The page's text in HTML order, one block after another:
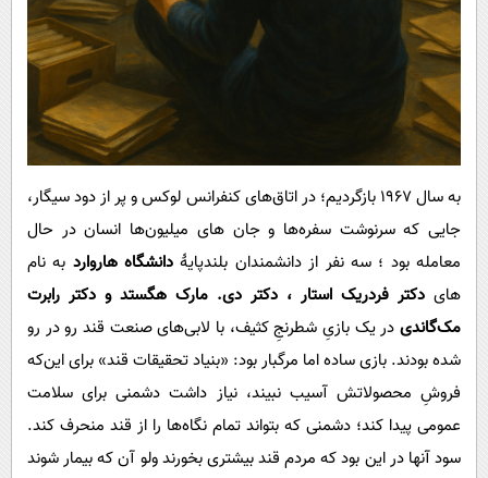
به سال ۱۹۶۷ بازگردیم؛ در اتاق‌های کنفرانس لوکس و پر از دود سیگار،
جایی که سرنوشت سفره‌ها و جان های میلیون‌ها انسان در حال
معامله بود ؛ سه نفر از دانشمندان بلندپایۀدانشگاه هاروارد به نام
های دکتر فردریک استار ، دکتر دی. مارک هگستد و دکتر رابرت
مک‌گاندی در یک بازیِ شطرنجِ کثیف، با لابی‌های صنعت قند رو در رو
شده بودند. بازی ساده اما مرگبار بود: «بنیاد تحقیقات قند» برای این‌که
فروشِ محصولاتش آسیب نبیند، نیاز داشت دشمنی برای سلامت
عمومی پیدا کند؛ دشمنی که بتواند تمام نگاه‌ها را از قند منحرف کند.
سود آنها در این بود که مردم قند بیشتری بخورند ولو آن که بیمار شوند